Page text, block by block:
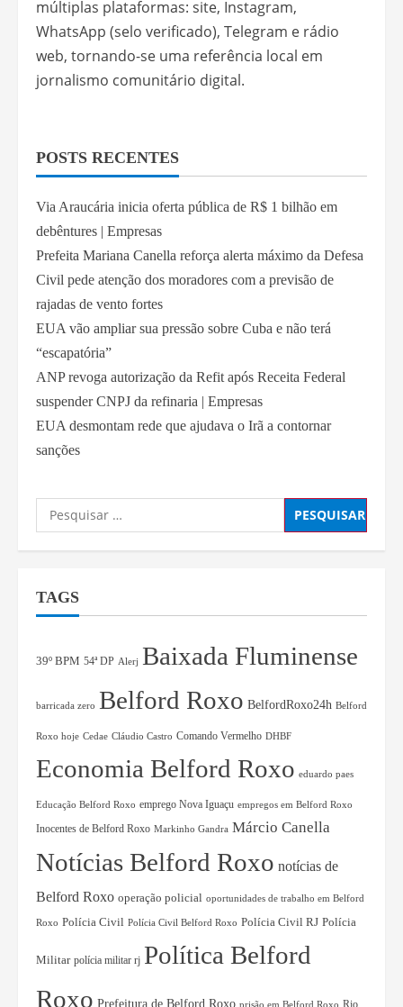
múltiplas plataformas: site, Instagram,
WhatsApp (selo verificado), Telegram e rádio
web, tornando-se uma referência local em
jornalismo comunitário digital.
POSTS RECENTES
Via Araucária inicia oferta pública de R$ 1 bilhão em
debêntures | Empresas
Prefeita Mariana Canella reforça alerta máximo da Defesa
Civil pede atenção dos moradores com a previsão de
rajadas de vento fortes
EUA vão ampliar sua pressão sobre Cuba e não terá
“escapatória”
ANP revoga autorização da Refit após Receita Federal
suspender CNPJ da refinaria | Empresas
EUA desmontam rede que ajudava o Irã a contornar
sanções
TAGS
39º BPM 54ª DP Alerj Baixada Fluminense
barricada zero Belford Roxo BelfordRoxo24h Belford
Roxo hoje Cedae Cláudio Castro Comando Vermelho DHBF
Economia Belford Roxo eduardo paes
Educação Belford Roxo emprego Nova Iguaçu empregos em Belford Roxo
Inocentes de Belford Roxo Markinho Gandra Márcio Canella
Notícias Belford Roxo notícias de
Belford Roxo operação policial oportunidades de trabalho em Belford
Roxo Polícia Civil Polícia Civil Belford Roxo Polícia Civil RJ Polícia
Militar polícia militar rj Política Belford
Roxo Prefeitura de Belford Roxo prisão em Belford Roxo Rio